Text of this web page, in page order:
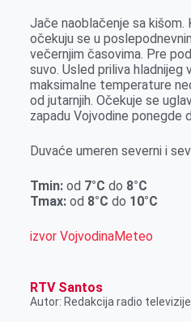
r
n
A
p
p
i
l
Jače naoblačenje sa kišom.
očekuju se u
večernjim časovima. Pre
suvo. Usled priliva hladnijeg
maksimalne temperature
od jutarnjih. Očekuje se
zapadu Vojvodine ponegde
Duvaće umeren severni i
Tmin:od 7°C do 8°C
Tmax: od 8°C do 10°C
izvor VojvodinaMeteo
RTV Santos
Autor: Redakcija radio